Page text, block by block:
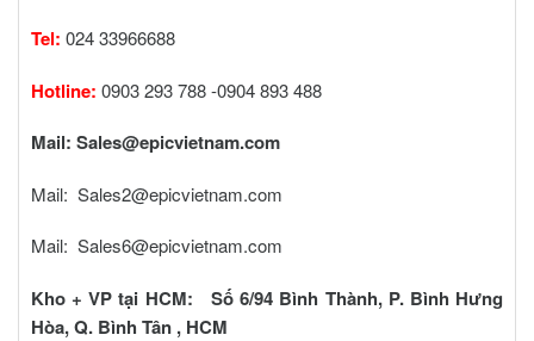
Tel: 024 33966688
Hotline: 0903 293 788 -0904 893 488
Mail: Sales@epicvietnam.com
Mail: Sales2@epicvietnam.com
Mail: Sales6@epicvietnam.com
Kho + VP tại HCM: Số 6/94 Bình Thành, P. Bình Hưng
Hòa, Q. Bình Tân , HCM